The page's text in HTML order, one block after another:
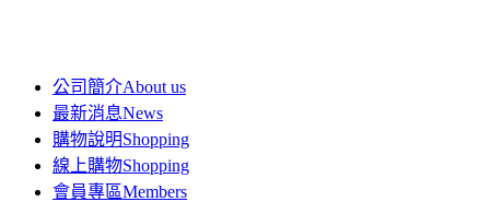
公司簡介About us
最新消息News
購物說明Shopping
線上購物Shopping
會員專區Members